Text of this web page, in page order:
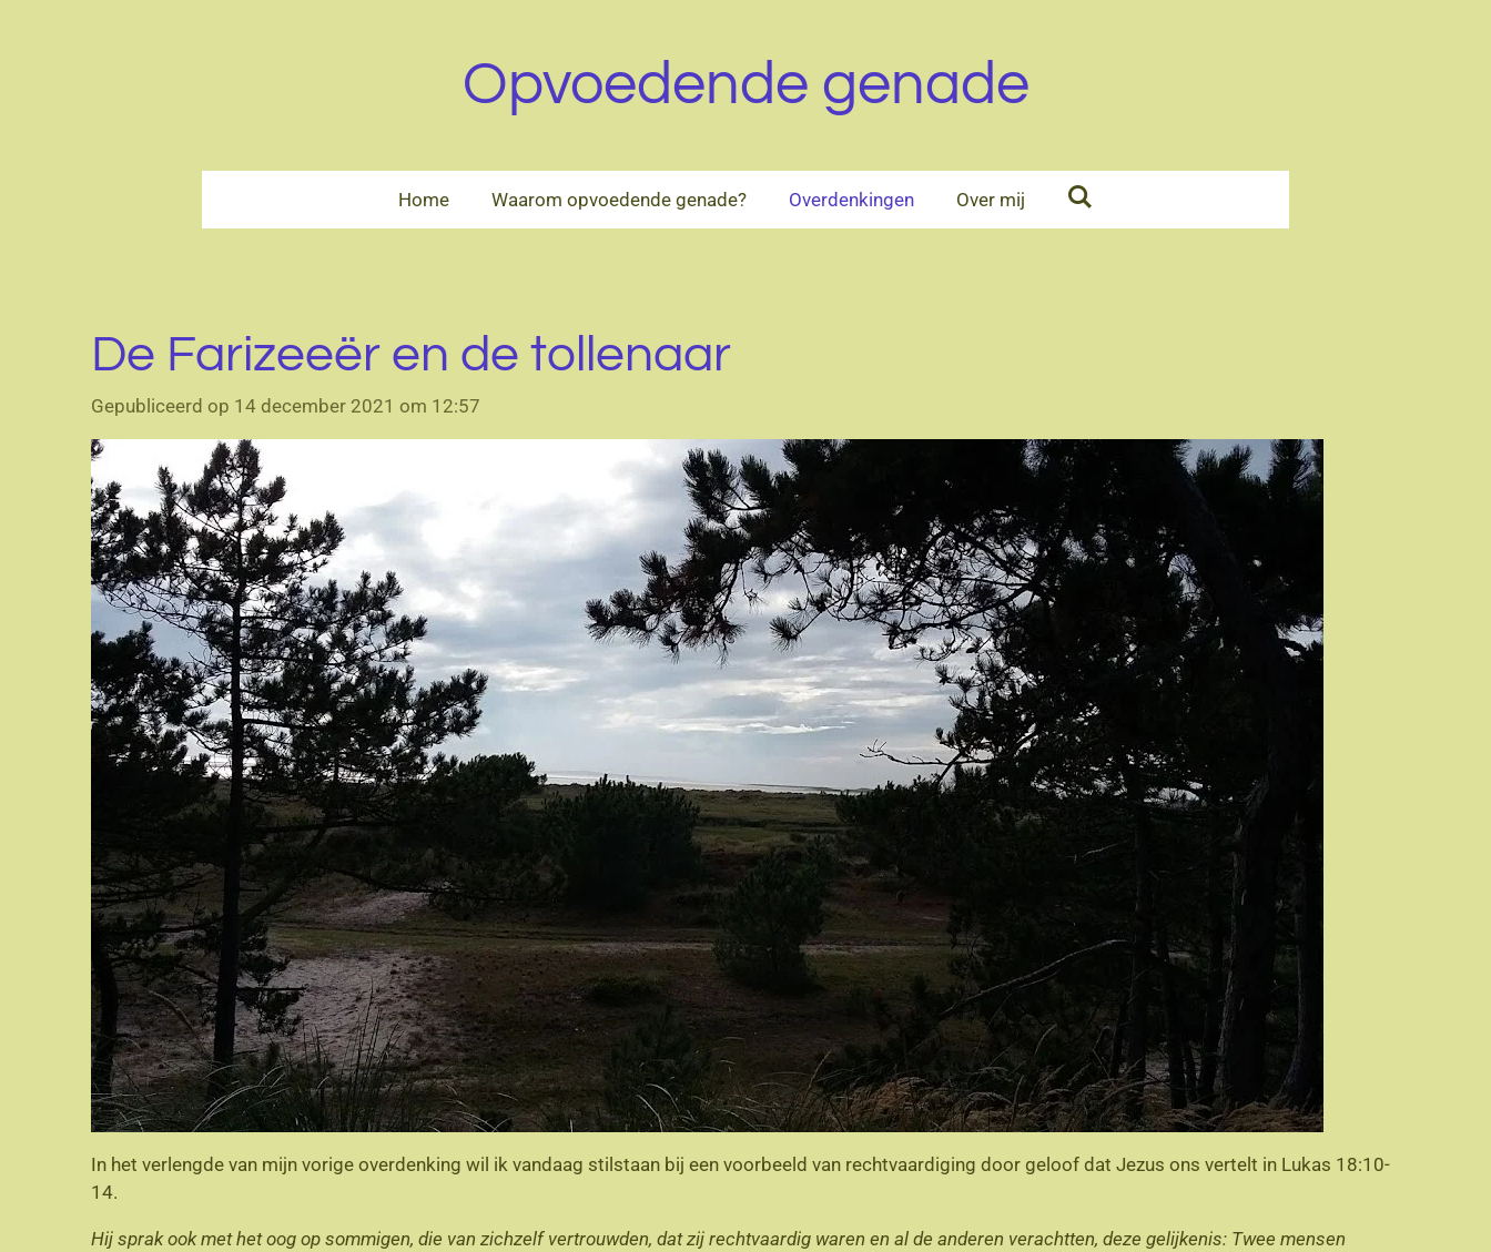
Opvoedende genade
Home Waarom opvoedende genade? Overdenkingen Over mij
De Farizeeër en de tollenaar
Gepubliceerd op 14 december 2021 om 12:57
In het verlengde van mijn vorige overdenking wil ik vandaag stilstaan bij een voorbeeld van rechtvaardiging door geloof dat Jezus ons vertelt in Lukas 18:10-
14.
Hij sprak ook met het oog op sommigen, die van zichzelf vertrouwden, dat zij rechtvaardig waren en al de anderen verachtten, deze gelijkenis: Twee mensen